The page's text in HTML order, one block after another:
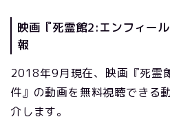
映画『死霊館2:エンフィー
報
2018年9月現在、映画『死霊
件』の動画を無料視聴できる
介します。